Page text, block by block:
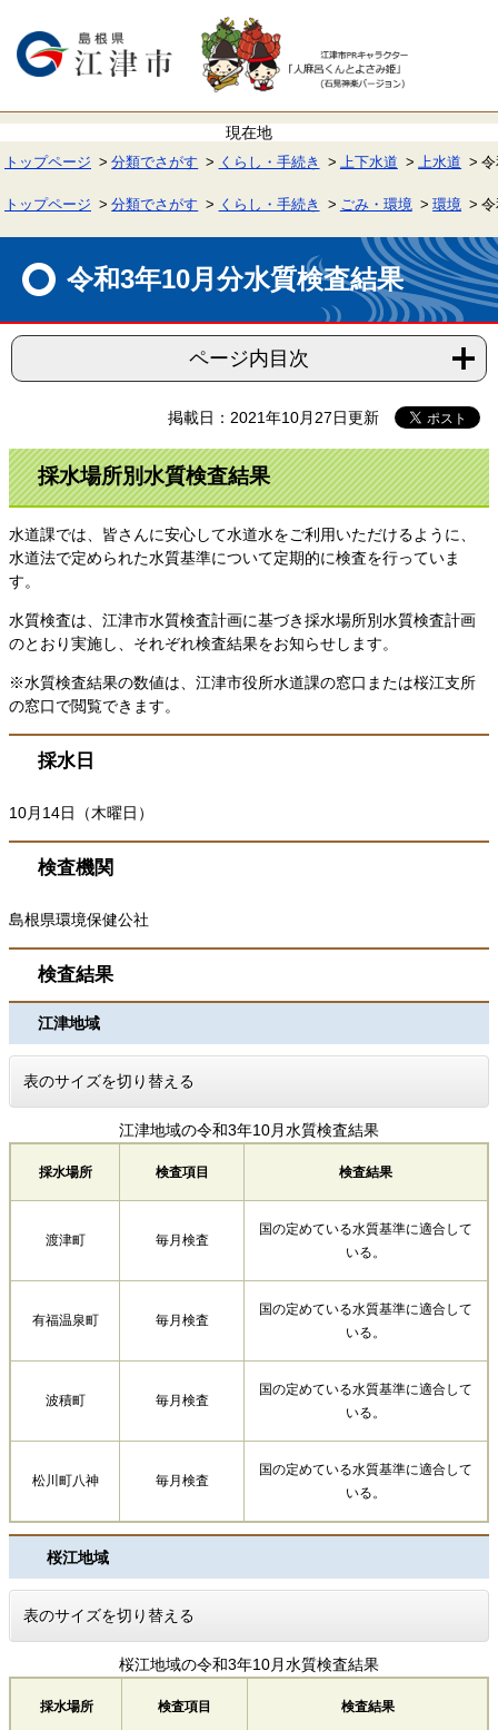
で
ば
本
へ
トップページ 分類でさがす くらし・手続き 上下水道 上水道
トップページ 分類でさがす くらし・手続き ごみ・環境 環境
令和3年10月分水質検査結果
ページ内目次
掲載日：2021年10月27日更新
採水場所別水質検査結果
水道課では、皆さんに安心して水道水をご利用いただけるように、
水道法で定められた水質基準について定期的に検査を行っていま
す。
水質検査は、江津市水質検査計画に基づき採水場所別水質検査計画
のとおり実施し、それぞれ検査結果をお知らせします。
※水質検査結果の数値は、江津市役所水道課の窓口または桜江支所
の窓口で閲覧できます。
採水日
10月14日（木曜日）
検査機関
島根県環境保健公社
検査結果
江津地域
表のサイズを切り替える
江津地域の令和3年10月水質検査結果
採水場所 検査項目 検査結果
渡津町 毎月検査
国の定めている水質基準に適合して
いる。
有福温泉町 毎月検査
国の定めている水質基準に適合して
いる。
波積町 毎月検査
国の定めている水質基準に適合して
いる。
松川町八神 毎月検査
国の定めている水質基準に適合して
いる。
桜江地域
表のサイズを切り替える
桜江地域の令和3年10月水質検査結果
採水場所 検査項目 検査結果